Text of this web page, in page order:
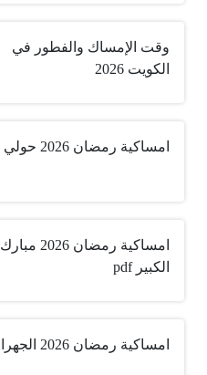
وقت الإمساك والفطور في
الكويت 2026
امساكية رمضان 2026 حولي
امساكية رمضان 2026 مبارك
الكبير pdf
امساكية رمضان 2026 الجهراء